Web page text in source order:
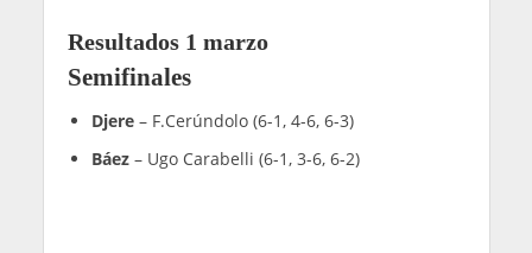
Resultados 1 marzo
Semifinales
Djere– F.Cerúndolo (6-1, 4-6, 6-3)
Báez– Ugo Carabelli (6-1, 3-6, 6-2)